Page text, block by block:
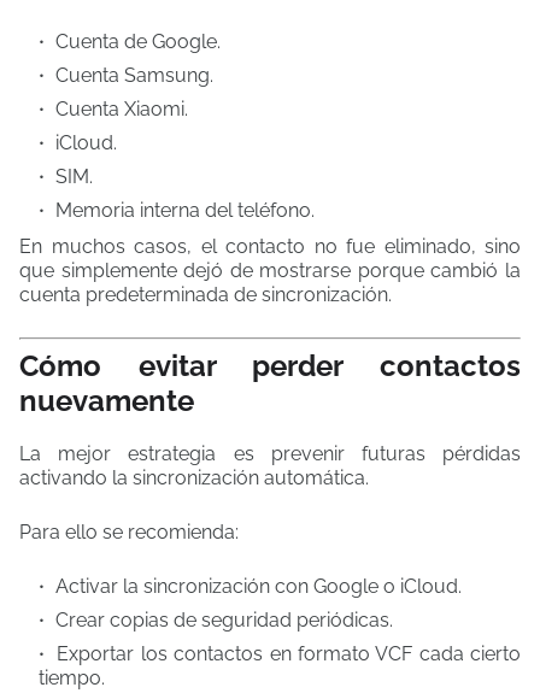
Cuenta de Google.
Cuenta Samsung.
Cuenta Xiaomi.
iCloud.
SIM.
Memoria interna del teléfono.
En muchos casos, el contacto no fue eliminado, sino
que simplemente dejó de mostrarse porque cambió la
cuenta predeterminada de sincronización.
Cómo evitar perder contactos
nuevamente
La mejor estrategia es prevenir futuras pérdidas
activando la sincronización automática.
Para ello se recomienda:
Activar la sincronización con Google o iCloud.
Crear copias de seguridad periódicas.
Exportar los contactos en formato VCF cada cierto
tiempo.